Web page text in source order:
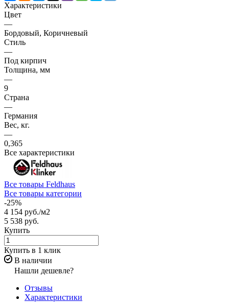
Характеристики
Цвет
—
Бордовый, Коричневый
Стиль
—
Под кирпич
Толщина, мм
—
9
Страна
—
Германия
Вес, кг.
—
0,365
Все характеристики
Все товары Feldhaus
Все товары категории
-25%
4 154 руб./м2
5 538 руб.
Купить
Купить в 1 клик
В наличии
Нашли дешевле?
Отзывы
Характеристики